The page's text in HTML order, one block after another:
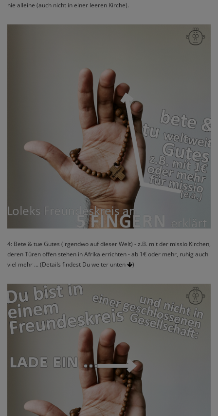
nie alleine (auch nicht in einer leeren Kirche).
4: Bete & tue Gutes (irgendwo auf dieser Welt) - z.B. mit der missio Kirchen,
deren Türen offen stehen in Afrika errichten - ab 1€ oder mehr, ruhig auch
viel mehr ... (Details findest Du weiter unten
)